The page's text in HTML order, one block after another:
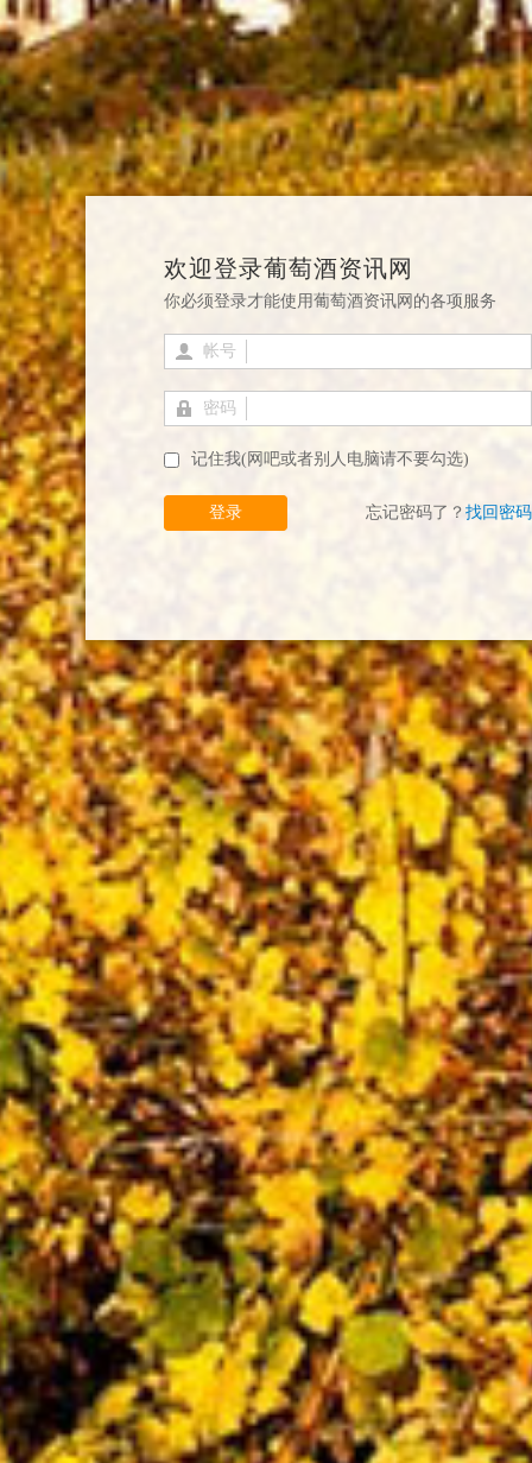
欢迎登录葡萄酒资讯网
你必须登录才能使用葡萄酒资讯网的各项服务
帐号
密码
记住我(网吧或者别人电脑请不要勾选)
登录 忘记密码了？ 找回密码